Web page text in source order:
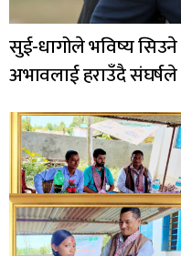
सुई-धागोले भविष्य सिउने
अभावलाई हराउँदै